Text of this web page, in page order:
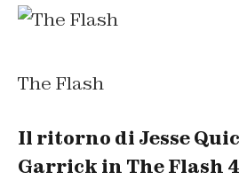
The Flash
Il ritorno di Jesse
Garrick in The Flash 4